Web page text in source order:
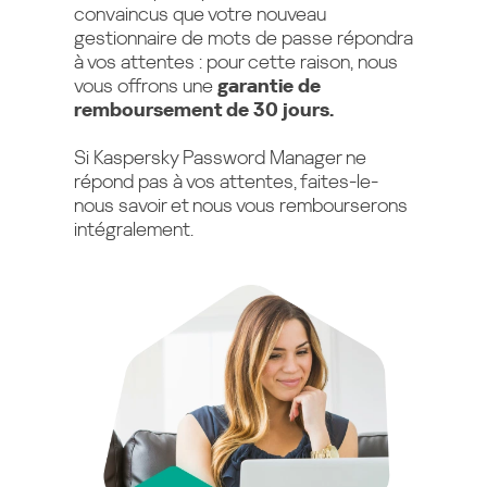
termes, le stockage des mots de passe est
limité, tout comme celui de vos données
personnelles. Pour profiter d’un stockage
illimité, vous avez besoin de notre version
convaincus que votre nouveau
gestionnaire de mots de passe répondra
à vos attentes : pour cette raison, nous
vous offrons unegarantie de
remboursement de 30 jours.
Si Kaspersky Password Manager ne
répond pas à vos attentes, faites-le-
nous savoir et nous vous rembourserons
intégralement.